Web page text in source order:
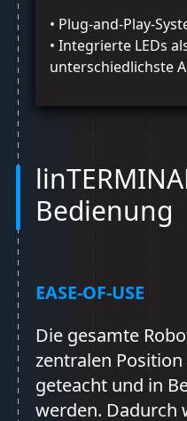
• Plug-and-Play-
• Integrierte LEDs
unterschiedlichste
Bedienung
EASE-OF-USE
Die gesamte
zentralen
geteacht und in
werden. Dadurch